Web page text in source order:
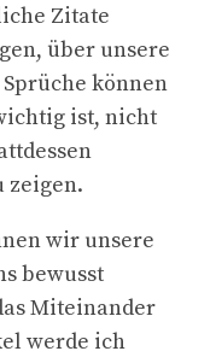
Zitate
über unsere
können
ist, nicht
zeigen.
wir unsere
bewusst
Miteinander
werde ich